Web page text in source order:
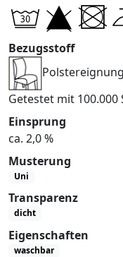
Bezugsstoff
Getestet mit
Einsprung
ca. 2,0 %
Musterung
Uni
Transparenz
dicht
Eigenschaften
waschbar